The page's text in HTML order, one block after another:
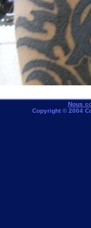
Nous
Copyright © 2004